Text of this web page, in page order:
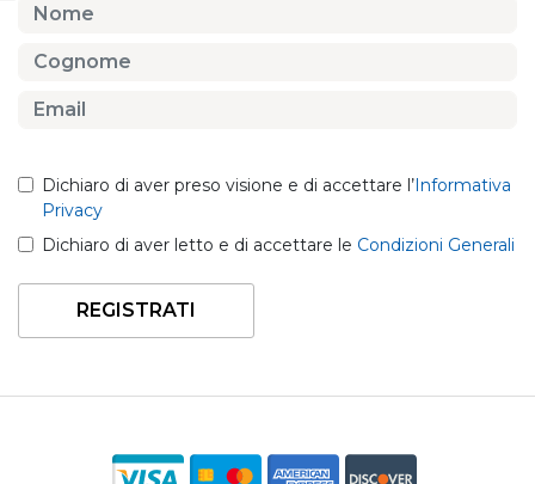
Dichiaro di aver preso visione e di accettare l’Informativa
Privacy
Dichiaro di aver letto e di accettare le Condizioni Generali
REGISTRATI